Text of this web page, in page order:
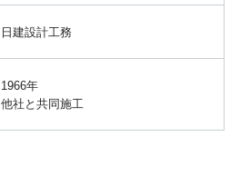
日建設計工務
1966年
他社と共同施工